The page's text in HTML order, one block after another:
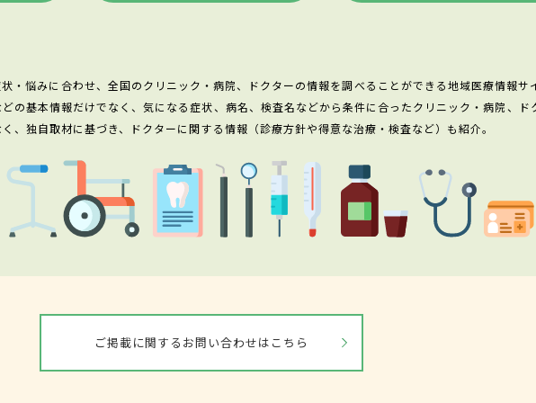
・悩みに合わせ、全国のクリニック・病院、ドクターの情報を調べることができる地域医療情報サ
の基本情報だけでなく、気になる症状、病名、検査名などから条件に合ったクリニック・病院、ド
、独自取材に基づき、ドクターに関する情報（診療方針や得意な治療・検査など）も紹介。
ご掲載に関するお問い合わせはこちら